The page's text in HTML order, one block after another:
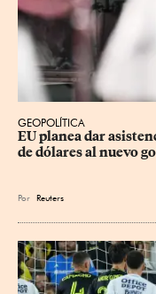
GEOPOLÍTICA
EU planea dar
de dólares al nuevo
Por Reuters